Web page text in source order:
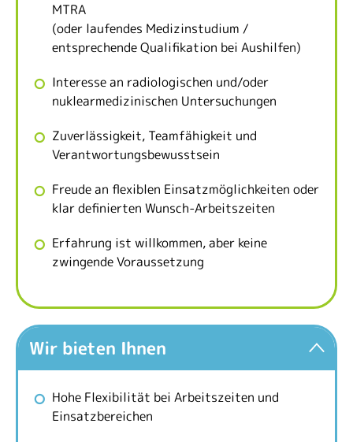
MTRA
(oder laufendes Medizinstudium /
entsprechende Qualifikation bei Aushilfen)
Interesse an radiologischen und/oder
nuklearmedizinischen Untersuchungen
Zuverlässigkeit, Teamfähigkeit und
Verantwortungsbewusstsein
Freude an flexiblen Einsatzmöglichkeiten oder
klar definierten Wunsch-Arbeitszeiten
Erfahrung ist willkommen, aber keine
zwingende Voraussetzung
Wir bieten Ihnen
Hohe Flexibilität bei Arbeitszeiten und
Einsatzbereichen